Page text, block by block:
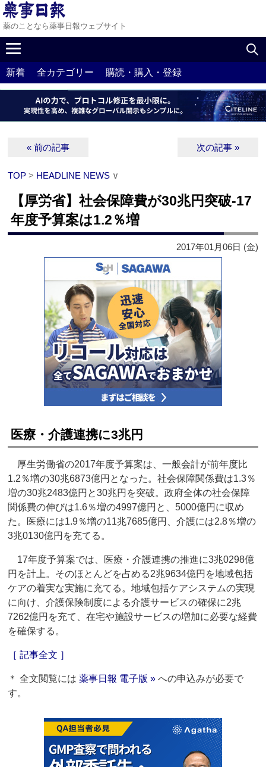
薬のことなら薬事日報ウェブサイト
新着 全カテゴリー 購読・購入・登録
« 前の記事 次の記事 »
TOP > HEADLINE NEWS ∨
【厚労省】社会保障費が30兆円突破‐17
年度予算案は1.2％増
2017年01月06日 (金)
医療・介護連携に3兆円
厚生労働省の2017年度予算案は、一般会計が前年度比
1.2％増の30兆6873億円となった。社会保障関係費は1.3％
増の30兆2483億円と30兆円を突破。政府全体の社会保障
関係費の伸びは1.6％増の4997億円と、5000億円に収め
た。医療には1.9％増の11兆7685億円、介護には2.8％増の
3兆0130億円を充てる。
17年度予算案では、医療・介護連携の推進に3兆0298億
円を計上。そのほとんどを占める2兆9634億円を地域包括
ケアの着実な実施に充てる。地域包括ケアシステムの実現
に向け、介護保険制度による介護サービスの確保に2兆
7262億円を充て、在宅や施設サービスの増加に必要な経費
を確保する。
［ 記事全文 ］
＊ 全文閲覧には薬事日報 電子版 » への申込みが必要で
す。